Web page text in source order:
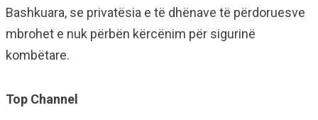
Bashkuara, se privatësia e të dhënave të përdoruesve
mbrohet e nuk përbën kërcënim për sigurinë
kombëtare.
Top Channel